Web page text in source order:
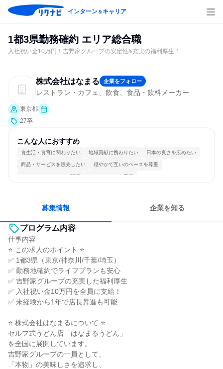
インターン＆キャリア
1都3県勤務確約 エリア総合職
入社祝い金10万円！吉野家グループの安定性&充実の福利厚生！
株式会社はなまる 企業をフォロー
レストラン・カフェ、飲食、食品・飲料メーカー
東京都
27卒
こんな人におすすめ
食生活・食育に関わりたい 地域貢献に携わりたい 日本の良さを広めたい
商品・サービスを販売したい 穏やかで互いのペースを尊重
コミュニケーションが活発 チームワークを重視
募集情報 企業を知る
プログラム内容
仕事内容
⭐ この求人のポイント ⭐
✅ 1都3県（東京/神奈川/千葉/埼玉）
✅ 勤務地確約でライフプランも安心
✅ 吉野家グループの充実した福利厚生
✅ 入社祝い金10万円を全員に支給！
✅ 未経験から1年で店長昇進も可能
⭐ 株式会社はなまるについて ⭐
セルフ式うどん店「はなまるうどん」
を全国に展開しています。
吉野家グループの一員として、
「本物」の美味しさを追求し、